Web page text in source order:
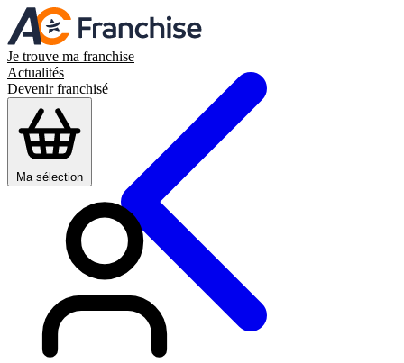
Je trouve ma franchise
Actualités
Devenir franchisé
Ma sélection